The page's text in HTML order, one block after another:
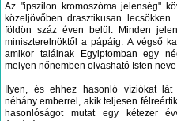
Az "ipszilon kromoszóma jelenség"
közeljövőben drasztikusan
földön száz éven belül. Minden
miniszterelnöktől a pápáig. A végső
amikor találnak Egyiptomban egy
melyen nőnemben olvasható Isten
Ilyen, és ehhez hasonló víziókat lát
néhány emberrel, akik teljesen
hasonlóságot mutat egy kétezer